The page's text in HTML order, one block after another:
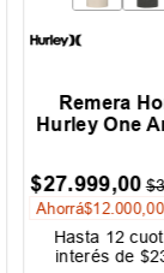
Remera
Hurley One
$27.999,00 $
Ahorrá$12.000,00
Hasta 12
interés de $